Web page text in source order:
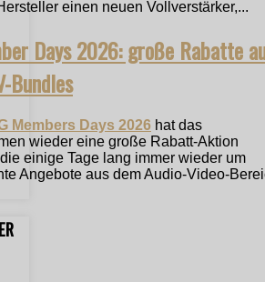
einen neuen Vollverstärker,...
Days 2026: große Rabatte
Bundles
Members Days 2026 hat das
wieder eine große Rabatt-Aktion
einige Tage lang immer wieder um
Angebote aus dem Audio-Video-